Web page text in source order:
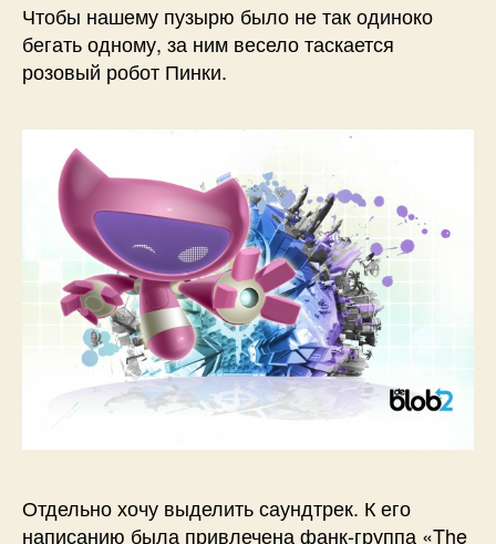
Чтобы нашему пузырю было не так одиноко
бегать одному, за ним весело таскается
розовый робот Пинки.
Отдельно хочу выделить саундтрек. К его
написанию была привлечена фанк-группа «The